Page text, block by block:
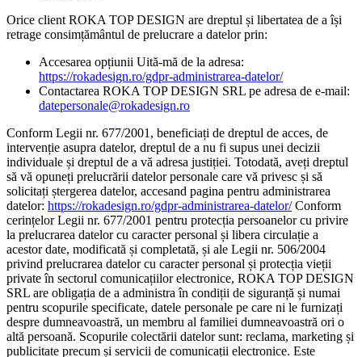
Orice client ROKA TOP DESIGN are dreptul și libertatea de a își
retrage consimțământul de prelucrare a datelor prin:
Accesarea opțiunii Uită-mă de la adresa:
https://rokadesign.ro/gdpr-administrarea-datelor/
Contactarea ROKA TOP DESIGN SRL pe adresa de e-mail:
datepersonale@rokadesign.ro
Conform Legii nr. 677/2001, beneficiați de dreptul de acces, de
intervenție asupra datelor, dreptul de a nu fi supus unei decizii
individuale și dreptul de a vă adresa justiției. Totodată, aveți dreptul
să vă opuneți prelucrării datelor personale care vă privesc și să
solicitați ștergerea datelor, accesand pagina pentru administrarea
datelor: https://rokadesign.ro/gdpr-administrarea-datelor/Conform
cerințelor Legii nr. 677/2001 pentru protecția persoanelor cu privire
la prelucrarea datelor cu caracter personal și libera circulație a
acestor date, modificată și completată, și ale Legii nr. 506/2004
privind prelucrarea datelor cu caracter personal și protecția vieții
private în sectorul comunicațiilor electronice, ROKA TOP DESIGN
SRL are obligația de a administra în condiții de siguranță și numai
pentru scopurile specificate, datele personale pe care ni le furnizați
despre dumneavoastră, un membru al familiei dumneavoastră ori o
altă persoană. Scopurile colectării datelor sunt: reclama, marketing și
publicitate precum și servicii de comunicații electronice. Este